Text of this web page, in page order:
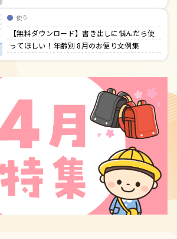
使う
【無料ダウンロード】書き出しに悩んだら使
ってほしい！年齢別 8月のお便り文例集